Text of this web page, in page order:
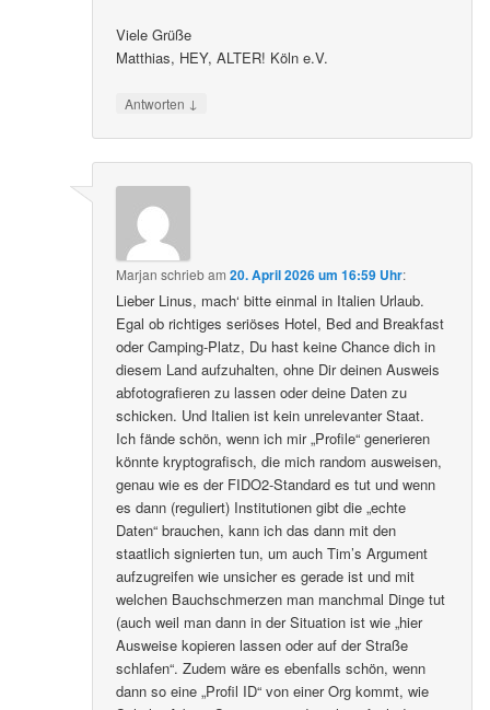
Viele Grüße
Matthias, HEY, ALTER! Köln e.V.
Antworten ↓
Marjan schriebam20. April 2026 um 16:59 Uhr:
Lieber Linus, mach‘ bitte einmal in Italien Urlaub.
Egal ob richtiges seriöses Hotel, Bed and Breakfast
oder Camping-Platz, Du hast keine Chance dich in
diesem Land aufzuhalten, ohne Dir deinen Ausweis
abfotografieren zu lassen oder deine Daten zu
schicken. Und Italien ist kein unrelevanter Staat.
Ich fände schön, wenn ich mir „Profile“ generieren
könnte kryptografisch, die mich random ausweisen,
genau wie es der FIDO2-Standard es tut und wenn
es dann (reguliert) Institutionen gibt die „echte
Daten“ brauchen, kann ich das dann mit den
staatlich signierten tun, um auch Tim’s Argument
aufzugreifen wie unsicher es gerade ist und mit
welchen Bauchschmerzen man manchmal Dinge tut
(auch weil man dann in der Situation ist wie „hier
Ausweise kopieren lassen oder auf der Straße
schlafen“. Zudem wäre es ebenfalls schön, wenn
dann so eine „Profil ID“ von einer Org kommt, wie